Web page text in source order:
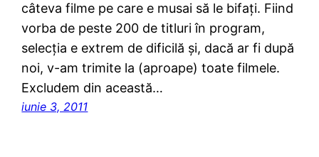
câteva filme pe care e musai să le bifaţi. Fiind
vorba de peste 200 de titluri în program,
selecţia e extrem de dificilă şi, dacă ar fi după
noi, v-am trimite la (aproape) toate filmele.
Excludem din această…
iunie 3, 2011